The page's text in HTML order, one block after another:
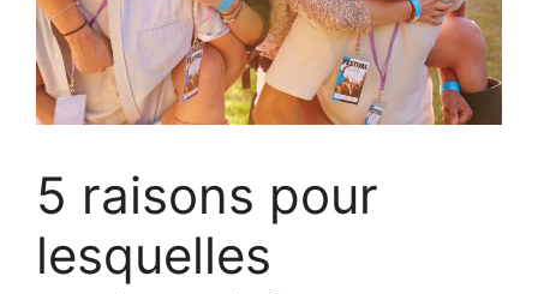
5 raisons pour
lesquelles